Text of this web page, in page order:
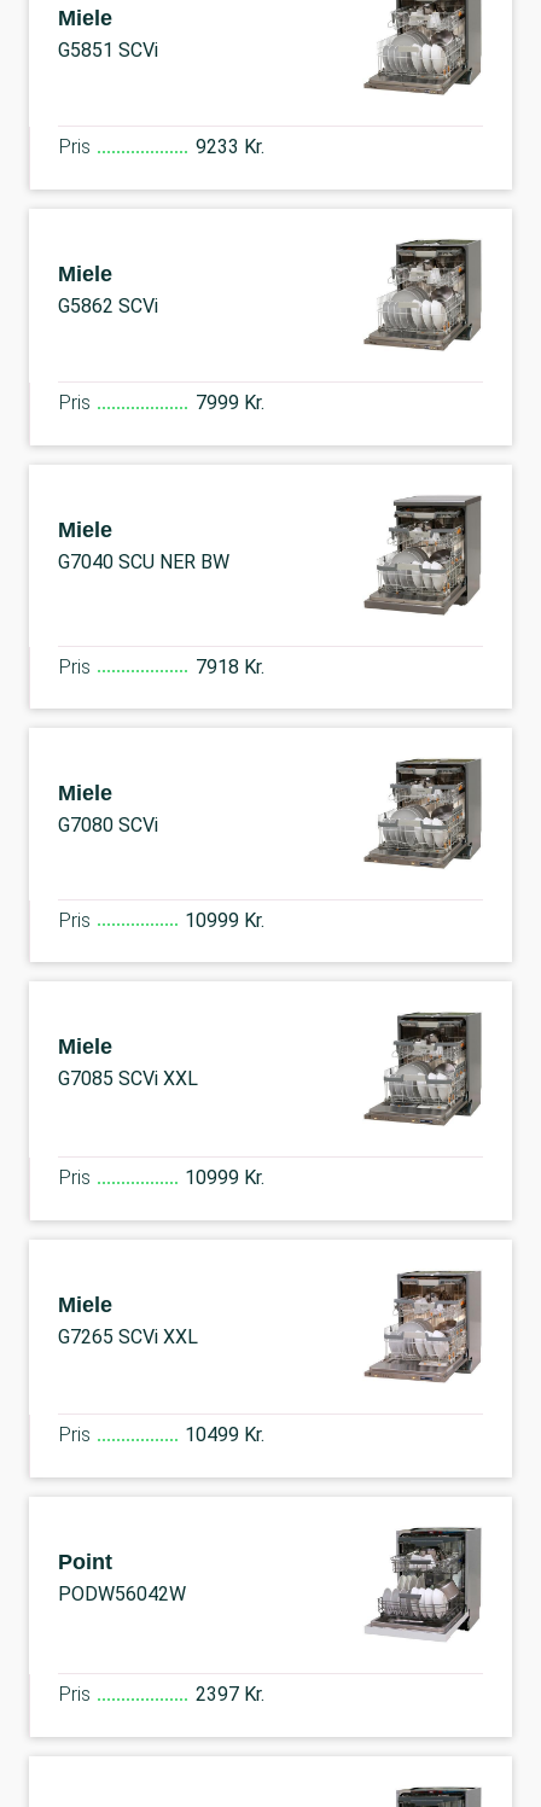
Miele
G5851 SCVi
Pris 9233 Kr.
Miele
G5862 SCVi
Pris 7999 Kr.
Miele
G7040 SCU NER BW
Pris 7918 Kr.
Miele
G7080 SCVi
Pris 10999 Kr.
Miele
G7085 SCVi XXL
Pris 10999 Kr.
Miele
G7265 SCVi XXL
Pris 10499 Kr.
Point
PODW56042W
Pris 2397 Kr.